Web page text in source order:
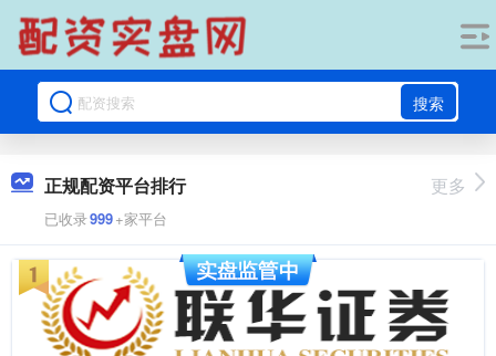
搜索
正规配资平台排行
已收录999+家平台
更多